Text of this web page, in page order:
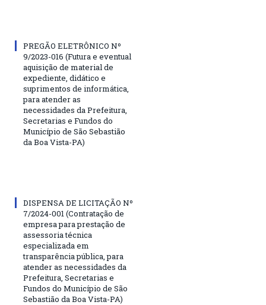
PREGÃO ELETRÔNICO Nº
9/2023-016 (Futura e eventual
aquisição de material de
expediente, didático e
suprimentos de informática,
para atender as
necessidades da Prefeitura,
Secretarias e Fundos do
Município de São Sebastião
da Boa Vista-PA)
DISPENSA DE LICITAÇÃO Nº
7/2024-001 (Contratação de
empresa para prestação de
assessoria técnica
especializada em
transparência pública, para
atender as necessidades da
Prefeitura, Secretarias e
Fundos do Município de São
Sebastião da Boa Vista-PA)